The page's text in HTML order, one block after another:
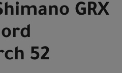
GRX
52